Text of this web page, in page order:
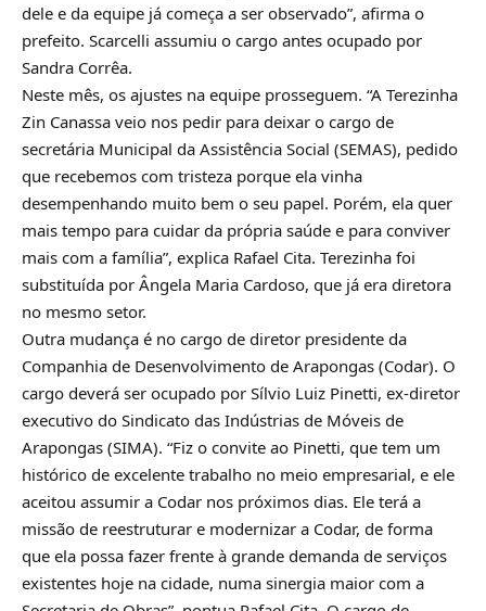
dele e da equipe já começa a ser observado”, afirma o
prefeito. Scarcelli assumiu o cargo antes ocupado por
Sandra Corrêa.
Neste mês, os ajustes na equipe prosseguem. “A Terezinha
Zin Canassa veio nos pedir para deixar o cargo de
secretária Municipal da Assistência Social (SEMAS), pedido
que recebemos com tristeza porque ela vinha
desempenhando muito bem o seu papel. Porém, ela quer
mais tempo para cuidar da própria saúde e para conviver
mais com a família”, explica Rafael Cita. Terezinha foi
substituída por Ângela Maria Cardoso, que já era diretora
no mesmo setor.
Outra mudança é no cargo de diretor presidente da
Companhia de Desenvolvimento de Arapongas (Codar). O
cargo deverá ser ocupado por Sílvio Luiz Pinetti, ex-diretor
executivo do Sindicato das Indústrias de Móveis de
Arapongas (SIMA). “Fiz o convite ao Pinetti, que tem um
histórico de excelente trabalho no meio empresarial, e ele
aceitou assumir a Codar nos próximos dias. Ele terá a
missão de reestruturar e modernizar a Codar, de forma
que ela possa fazer frente à grande demanda de serviços
existentes hoje na cidade, numa sinergia maior com a